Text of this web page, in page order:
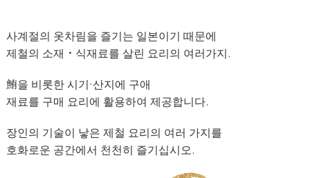
사계절의 옷차림을 즐기는 일본이기 때문에
제철의 소재・식재료를 살린 요리의 여러가지.
鮪을 비롯한 시기·산지에 구애
재료를 구매 요리에 활용하여 제공합니다.
장인의 기술이 낳은 제철 요리의 여러 가지를
호화로운 공간에서 천천히 즐기십시오.